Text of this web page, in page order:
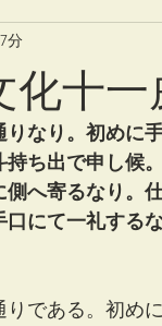
民俗
自然科学 音楽
十一
分
なり。初めに
ち出で申し候
へ寄るなり。
にて一礼する
である。初め